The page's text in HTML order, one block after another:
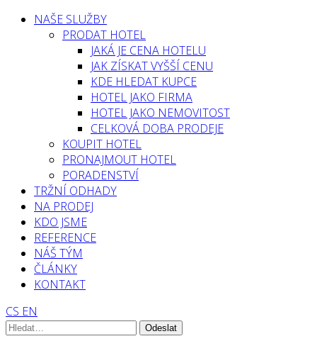
NAŠE SLUŽBY
PRODAT HOTEL
JAKÁ JE CENA HOTELU
JAK ZÍSKAT VYŠŠÍ CENU
KDE HLEDAT KUPCE
HOTEL JAKO FIRMA
HOTEL JAKO NEMOVITOST
CELKOVÁ DOBA PRODEJE
KOUPIT HOTEL
PRONAJMOUT HOTEL
PORADENSTVÍ
TRŽNÍ ODHADY
NA PRODEJ
KDO JSME
REFERENCE
NÁŠ TÝM
ČLÁNKY
KONTAKT
CS EN